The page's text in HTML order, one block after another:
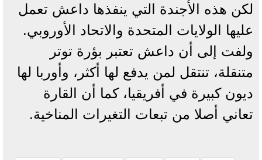
لكن هذه الأجندة التي ينفذها داعش تعمل
عليها الولايات المتحدة والاتحاد الأوروبي.
ولفت إلى أن داعش تعتبر بؤرة توتر
متنقلة، تنتقل لمن يدفع لها أكثر، وأوربا لها
ديون كبيرة في أفريقيا، كما أن القارة
تعاني أصلا من تبعات التغيرات المناخية.